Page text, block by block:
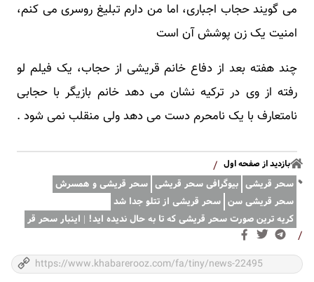
می گویند حجاب اجباری، اما من دارم تبلیغ روسری می کنم،
امنیت یک زن پوشش آن است
چند هفته بعد از دفاع خانم قریشی از حجاب، یک فیلم لو
رفته از وی در ترکیه نشان می دهد خانم بازیگر با حجابی
نامتعارف با یک نامحرم دست می دهد ولی منقلب نمی شود .
بازدید از صفحه اول /
سحر قریشی بیوگرافی سحر قریشی سحر قریشی و همسرش
سحر قریشی سن سحر قریشی از تتلو جدا شد
کریه ترین صورت سحر قریشی که تا به حال ندیده اید! | اینبار سحر قر
/